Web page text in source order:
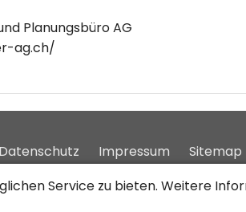
Planungsbüro AG
ag.ch/
Datenschutz Impressum Sitemap
Service zu bieten. Weitere